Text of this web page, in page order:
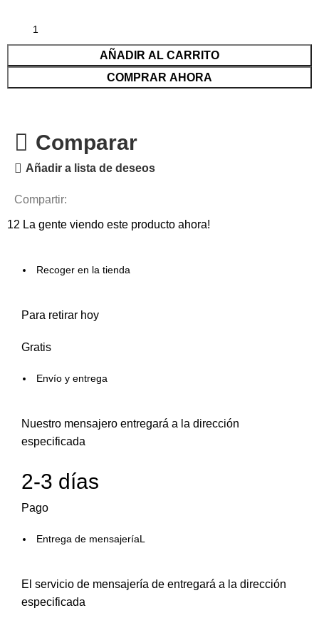
AÑADIR AL CARRITO
COMPRAR AHORA
Comparar
Añadir a lista de deseos
Compartir:
12 La gente viendo este producto ahora!
Recoger en la tienda
Para retirar hoy
Gratis
Envío y entrega
Nuestro mensajero entregará a la dirección
especificada
2-3 días
Pago
Entrega de mensajeríaL
El servicio de mensajería de entregará a la dirección
especificada